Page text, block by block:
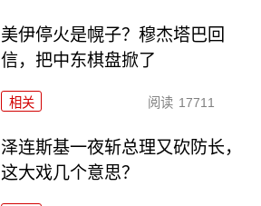
美伊停火是幌子？穆杰塔巴回
信，把中东棋盘掀了
相关 阅读 17711
泽连斯基一夜斩总理又砍防长，
这大戏几个意思？